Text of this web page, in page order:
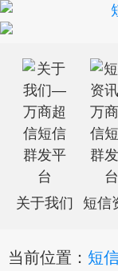
关于我们 短信
当前位置： 短